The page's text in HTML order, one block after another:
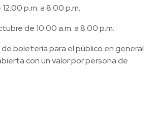
p.m. a 8:00 p.m.
de 10:00 a.m. a 8:00 p.m.
boletería para el público en general
con un valor por persona de